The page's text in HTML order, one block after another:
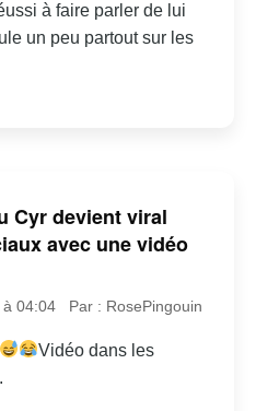
à faire parler de lui
un peu partout sur les
Cyr devient viral
avec une vidéo
à 04:04 Par : RosePingouin
Vidéo dans les